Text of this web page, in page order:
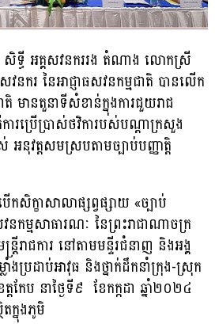
ធី អគ្គសវនកររង តំណាង លោកស្រី
រ នៃអាជ្ញាធសវនកម្មជាតិ បានលើក
តិ មានតួនាទីសំខាន់ក្នុងការជួយរាជ
ារប្រើប្រាស់ថវិការបស់បណ្តាក្រសួង
អនុវត្តសមស្របតាមច្បាប់បញ្ញាត្តិ
កសិក្ខាសាលាផ្សព្វផ្សាយ «ច្បាប់
នកម្មសាធារណៈ នៃព្រះរាជាណាចក្រ
ត្រីរាជការ នៅតាមមន្ទីរជំនាញ និងអង្គ
ាំងប្រដាប់អាវុធ និងថ្នាក់ដឹកនាំក្រុង-ស្រុក
តកែប នាថ្ងៃទី៩ ខែកក្កដា ឆ្នាំ២០២៤
ក្នុងភូមិ